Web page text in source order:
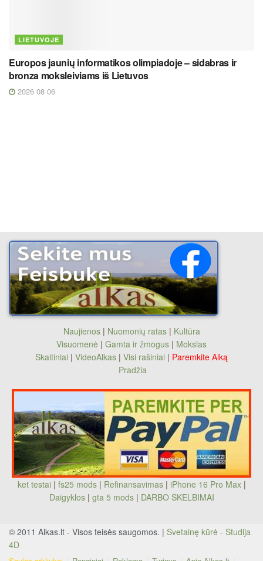
LIETUVOJE
Europos jaunių informatikos olimpiadoje – sidabras ir
bronza moksleiviams iš Lietuvos
2026 08 06
Naujienos| Nuomonių ratas| Kultūra
Visuomenė | Gamta ir žmogus | Mokslas
Skaitiniai | VideoAlkas | Visi rašiniai | Paremkite Alką
Pradžia
ket testai | fs25 mods| Refinansavimas| iPhone 16 Pro Max|
Daigyklos| gta 5 mods | DARBO SKELBIMAI
© 2011 Alkas.lt - Visos teisės saugomos. | Svetainę kūrė - Studija
4D